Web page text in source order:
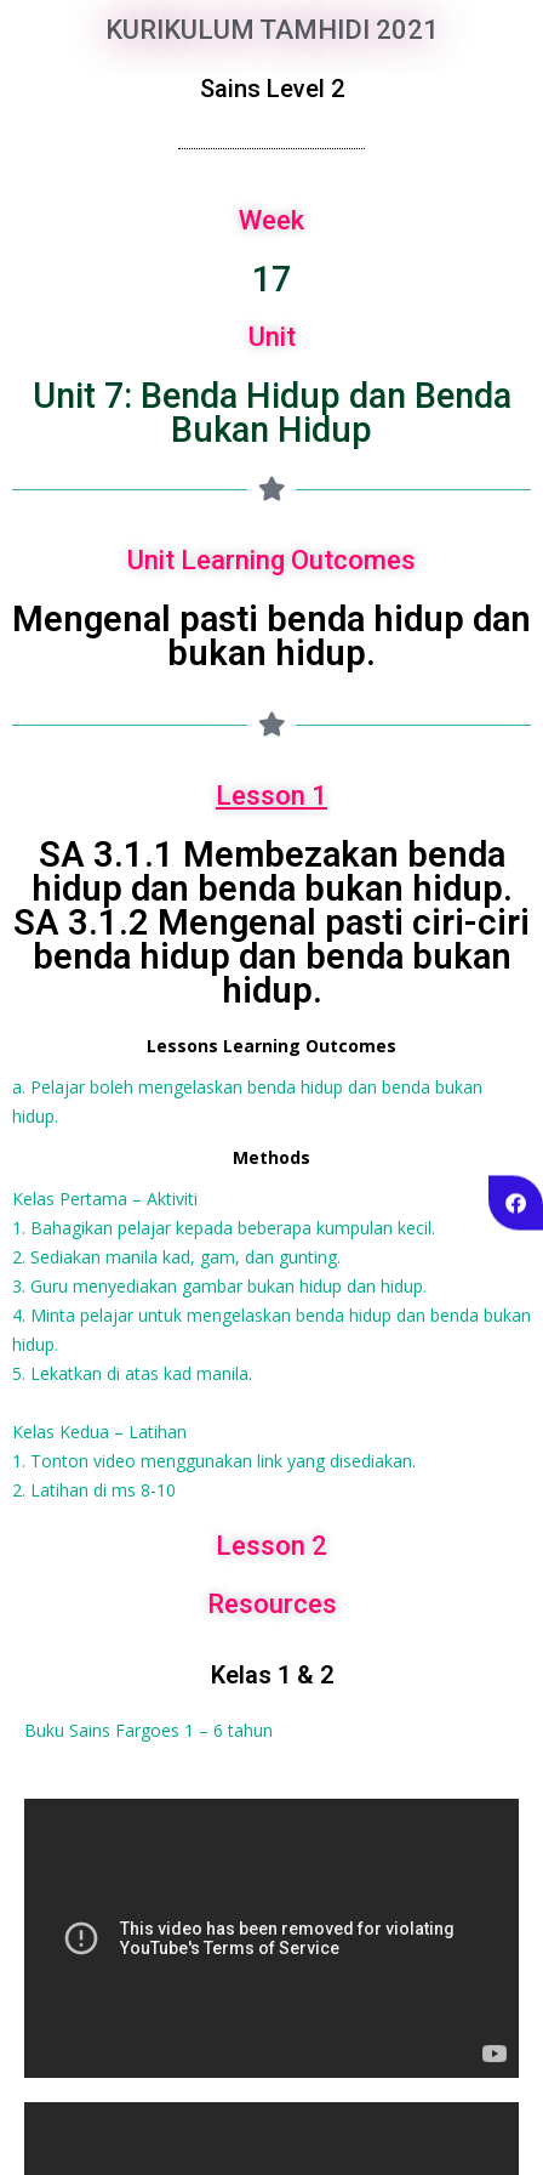
KURIKULUM TAMHIDI 2021
Sains Level 2
Week
17
Unit
Unit 7: Benda Hidup dan Benda
Bukan Hidup
Unit Learning Outcomes
Mengenal pasti benda hidup dan
bukan hidup.
Lesson 1
SA 3.1.1 Membezakan benda
hidup dan benda bukan hidup.
SA 3.1.2 Mengenal pasti ciri-ciri
benda hidup dan benda bukan
hidup.
Lessons Learning Outcomes
a. Pelajar boleh mengelaskan benda hidup dan benda bukan
hidup.
Methods
Kelas Pertama – Aktiviti
1. Bahagikan pelajar kepada beberapa kumpulan kecil.
2. Sediakan manila kad, gam, dan gunting.
3. Guru menyediakan gambar bukan hidup dan hidup.
4. Minta pelajar untuk mengelaskan benda hidup dan benda bukan
hidup.
5. Lekatkan di atas kad manila.
Kelas Kedua – Latihan
1. Tonton video menggunakan link yang disediakan.
2. Latihan di ms 8-10
Lesson 2
Resources
Kelas 1 & 2
Buku Sains Fargoes 1 – 6 tahun